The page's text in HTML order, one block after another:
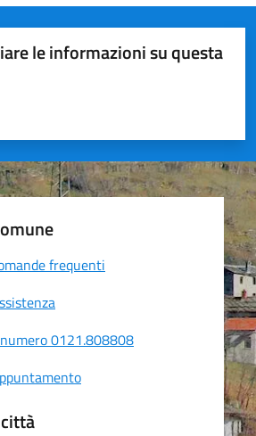
le informazioni su questa
5 stelle su 5
su 5
su 5
5
frequenti
0121.808808